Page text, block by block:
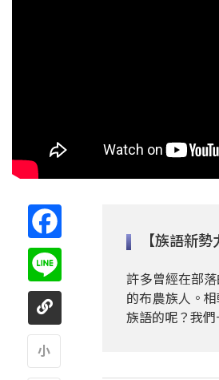
【族語新
許多曾經在部
的布農族人。
族語的呢？我